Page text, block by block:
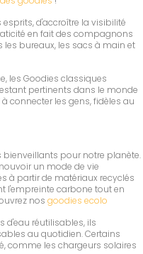
d'accroître la visibilité
en fait des compagnons
bureaux, les sacs à main et
les Goodies classiques
pertinents dans le monde
connecter les gens, fidèles au
bienveillants pour notre planète.
un mode de vie
à partir de matériaux recyclés
l'empreinte carbone tout en
nos goodies ecolo
d'eau réutilisables, ils
au quotidien. Certains
comme les chargeurs solaires